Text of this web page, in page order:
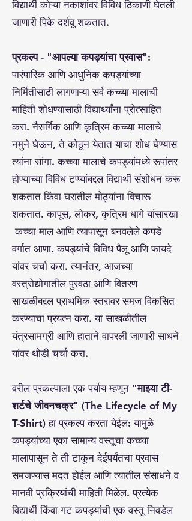
विद्यार्थी कोऱ्या नकाशांवर विविध ठिकाणी घेतली
जाणारी पिके दर्शवू शकतात.
प्रकल्प - "आपल्या कपड्यांचा प्रवास":
पारंपारिक आणि आधुनिक कपड्यांच्या
निर्मितीसाठी लागणाऱ्या सर्व कच्च्या मालाची
माहिती शोधण्यासाठी विद्यार्थ्यांना प्रोत्साहित
करा. नैसर्गिक आणि कृत्रिम कच्च्या मालाचे
नमुने घेऊन, ते कोठून येतात याचा शोध घेण्यास
त्यांना सांगा. कच्च्या मालाचे कपड्यांमध्ये रूपांतर
होण्याच्या विविध टप्प्यांबद्दल विद्यार्थी संशोधन करू
शकतात किंवा घरातील मोठ्यांना विचारू
शकतात. कापूस, लोकर, कृत्रिम धागे यांसारखा
कच्चा माल आणि त्यापासून बनवलेले कपडे
वर्गात आणा. कपड्यांचे विविध पैलू आणि फायदे
यांवर चर्चा करा. त्यानंतर, आजच्या
वस्त्रोद्योगातील पुरवठा आणि वितरण
साखळीबद्दल प्राथमिक स्तरावर समज विकसित
करण्याचा प्रयत्न करा. या साखळीतील
यंत्रसामग्री आणि हाताने वापरली जाणारी साधने
यांवर थोडी चर्चा करा.
वरील प्रकल्पाला एक पर्याय म्हणून "माझ्या टी-
शर्टचे जीवनचक्र" (The Lifecycle of My
T-Shirt) हा प्रकल्प करता येईल: यामुळे
कपड्यांच्या एका सामान्य वस्तूचा कच्च्या
मालापासून ते ती टाकून देईपर्यंतचा प्रवास
समजण्यास मदत होईल आणि त्यातील संसाधने व
मानवी प्रक्रियांची माहिती मिळेल. प्रत्येक
विद्यार्थी किंवा गट कपड्यांची एक वस्तू निवडेल